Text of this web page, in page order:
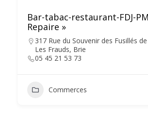
Bar-tabac-restaurant-FDJ-
Repaire »
317 Rue du Souvenir des Fusillés
Les Frauds, Brie
05 45 21 53 73
Commerces